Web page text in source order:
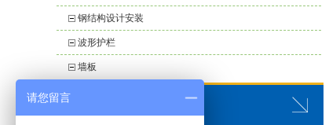
钢结构设计安装
波形护栏
墙板
请您留言